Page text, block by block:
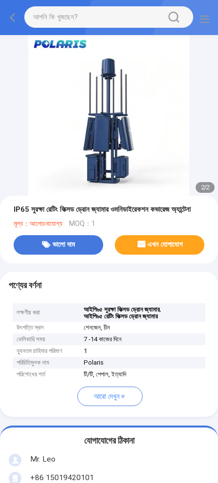
2/2
IP65 সুরক্ষা রেটিং ফিক্সড ড্রোন জ্যামার ওমনিডাইরেকশন কভারেজ অ্যান্টেনা
মূল্য：আলোচনাযোগ্য MOQ：1
ভালো দাম এখন যোগাযোগ
পণ্যের বর্ণনা
লক্ষণীয় করা আইপি৬৫ সুরক্ষা ফিক্সড ড্রোন জ্যামার,
আইপি৬৫ রেটিং ফিক্সড ড্রোন জ্যামার
উৎপত্তি স্থল
শেনজেন, চীন
ডেলিভারি সময়
7 -14 কাজের দিনে
ন্যূনতম চাহিদার পরিমাণ
1
পরিচিতিমুলক নাম
Polaris
পরিশোধের শর্ত
টি/টি, পেপাল, ইত্যাদি
আরো দেখুন
যোগাযোগের ঠিকানা
Mr. Leo
+86 15019420101